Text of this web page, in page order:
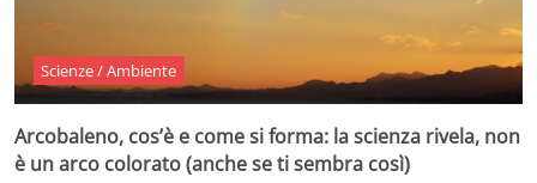
Scienze / Ambiente
Arcobaleno, cos’è e come si forma: la scienza rivela, non
è un arco colorato (anche se ti sembra così)